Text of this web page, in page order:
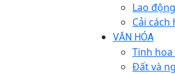
Lao
Cải cách
VĂN HÓA
Tinh hoa
Đất và